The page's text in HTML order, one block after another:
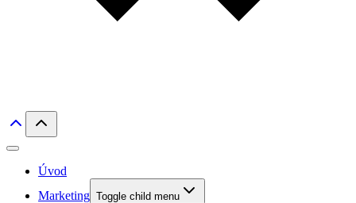
Úvod
Marketing Toggle child menu